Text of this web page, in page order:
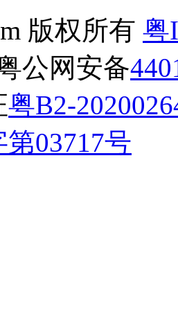
版权所有 粤
公网安备
粤B2-
第03717号